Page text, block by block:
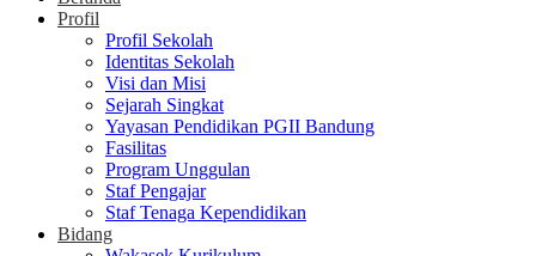
Profil
Profil Sekolah
Identitas Sekolah
Visi dan Misi
Sejarah Singkat
Yayasan Pendidikan PGII Bandung
Fasilitas
Program Unggulan
Staf Pengajar
Staf Tenaga Kependidikan
Bidang